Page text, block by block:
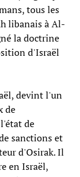
tous les
libanais à Al-
la doctrine
d'Israël
devint l'un
de
de
sanctions et
d'Osirak. Il
en Israël,